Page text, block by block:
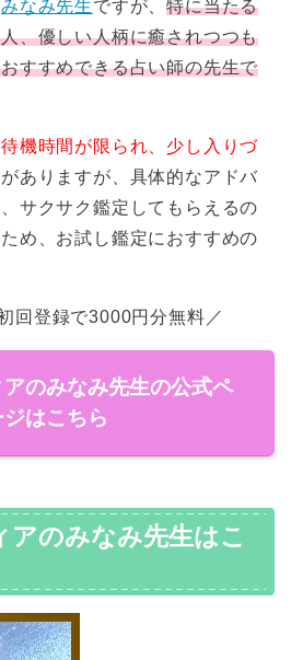
みなみ先生ですが、特に当たる
、優しい人柄に癒されつつも
すすめできる占い師の先生で
待機時間が限られ、少し入りづ
ありますが、具体的なアドバ
サクサク鑑定してもらえるの
め、お試し鑑定におすすめの
回登録で3000円分無料／
のみなみ先生の公式ペ
ジはこちら
アのみなみ先生はこ